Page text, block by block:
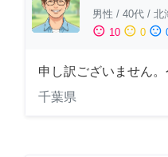
男性 / 40代 / 北
sentiment_satisfied 10 sentiment_neutral 0 sentiment_dissatisfied
申し訳ございません。
千葉県